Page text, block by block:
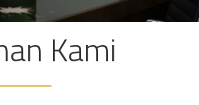
Kami